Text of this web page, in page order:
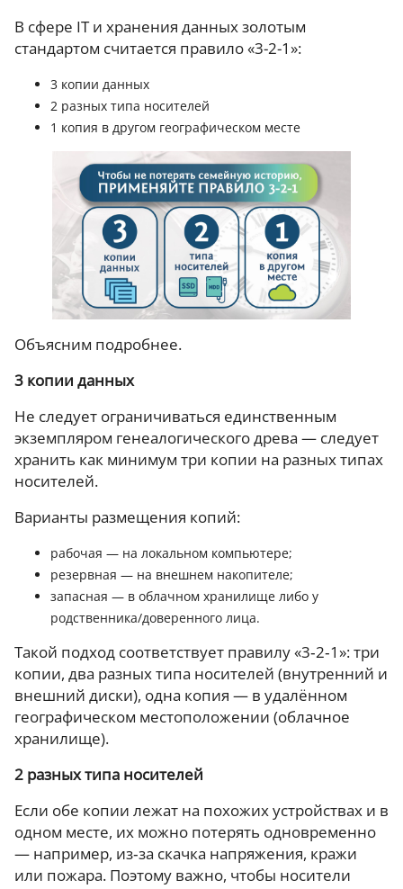
В сфере IT и хранения данных золотым
стандартом считается правило «3-2-1»:
3 копии данных
2 разных типа носителей
1 копия в другом географическом месте
Объясним подробнее.
3 копии данных
Не следует ограничиваться единственным
экземпляром генеалогического древа — следует
хранить как минимум три копии на разных типах
носителей.
Варианты размещения копий:
рабочая — на локальном компьютере;
резервная — на внешнем накопителе;
запасная — в облачном хранилище либо у
родственника/доверенного лица.
Такой подход соответствует правилу «3‑2‑1»: три
копии, два разных типа носителей (внутренний и
внешний диски), одна копия — в удалённом
географическом местоположении (облачное
хранилище).
2 разных типа носителей
Если обе копии лежат на похожих устройствах и в
одном месте, их можно потерять одновременно
— например, из‑за скачка напряжения, кражи
или пожара. Поэтому важно, чтобы носители